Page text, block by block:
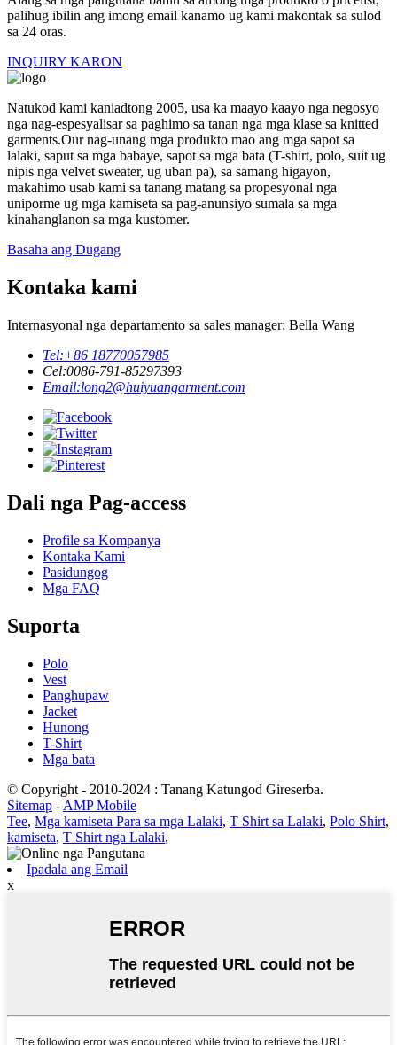
palihug ibilin ang imong email kanamo ug kami makontak sa sulod
sa 24 oras.
INQUIRY KARON
Natukod kami kaniadtong 2005, usa ka maayo kaayo nga negosyo
nga nag-espesyalisar sa paghimo sa tanan nga mga klase sa knitted
garments.Our nag-unang mga produkto mao ang mga sapot sa
lalaki, saput sa mga babaye, sapot sa mga bata (T-shirt, polo, suit ug
nipis nga velvet sweater, ug uban pa), sa samang higayon,
makahimo usab kami sa tanang matang sa propesyonal nga
uniporme ug mga kamiseta sa pag-anunsiyo sumala sa mga
kinahanglanon sa mga kustomer.
Basaha ang Dugang
Kontaka kami
Internasyonal nga departamento sa sales manager: Bella Wang
Tel:+86 18770057985
Cel:0086-791-85297393
Email:long2@huiyuangarment.com
Dali nga Pag-access
Profile sa Kompanya
Kontaka Kami
Pasidungog
Mga FAQ
Suporta
Polo
Vest
Panghupaw
Jacket
Hunong
T-Shirt
Mga bata
© Copyright - 2010-2024 : Tanang Katungod Gireserba.
Sitemap - AMP Mobile
Tee, Mga kamiseta Para sa mga Lalaki, T Shirt sa Lalaki, Polo Shirt,
kamiseta, T Shirt nga Lalaki,
Ipadala ang Email
x